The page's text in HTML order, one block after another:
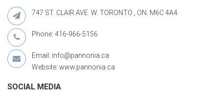
747 ST. CLAIR AVE. W. TORONTO , ON. M6C 4A4
Phone: 416-966-5156
Email: info@pannonia.ca
Website: www.pannonia.ca
SOCIAL MEDIA